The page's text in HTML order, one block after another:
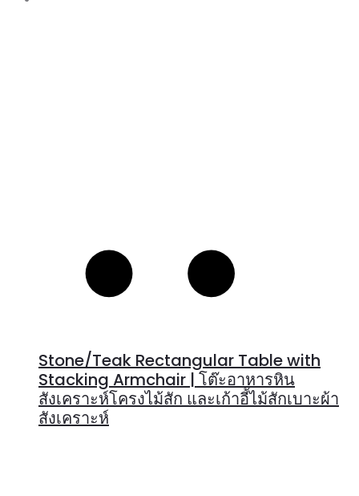
Stone/Teak Rectangular Table with
Stacking Armchair | โต๊ะอาหารหิน
สังเคราะห์โครงไม้สัก และเก้าอี้ไม้สักเบาะผ้า
สังเคราะห์